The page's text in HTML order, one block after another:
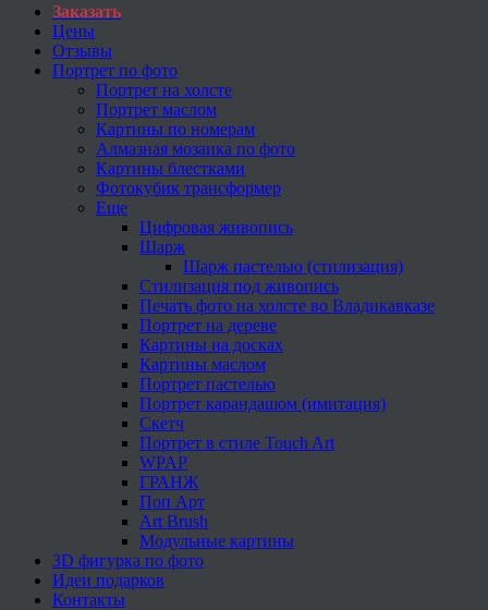
Заказать
Цены
Отзывы
Портрет по фото
Портрет на холсте
Портрет маслом
Картины по номерам
Алмазная мозаика по фото
Картины блестками
Фотокубик трансформер
Еще
Цифровая живопись
Шарж
Шарж пастелью (стилизация)
Стилизация под живопись
Печать фото на холсте во Владикавказе
Портрет на дереве
Картины на досках
Картины маслом
Портрет пастелью
Портрет карандашом (имитация)
Скетч
Портрет в стиле Touch Art
WPAP
ГРАНЖ
Поп Арт
Art Brush
Модульные картины
3D фигурка по фото
Идеи подарков
Контакты